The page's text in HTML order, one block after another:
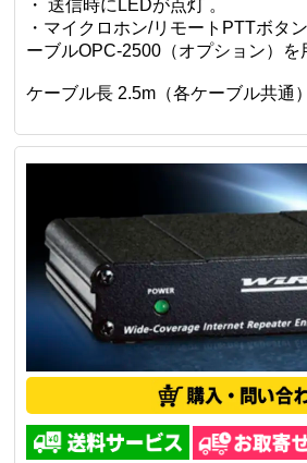
・ 送信時にLEDが点灯 。
・マイクロホン/リモートPTTボタ
ーブルOPC-2500（オプション）を
ケーブル長 2.5m（各ケーブル共通）